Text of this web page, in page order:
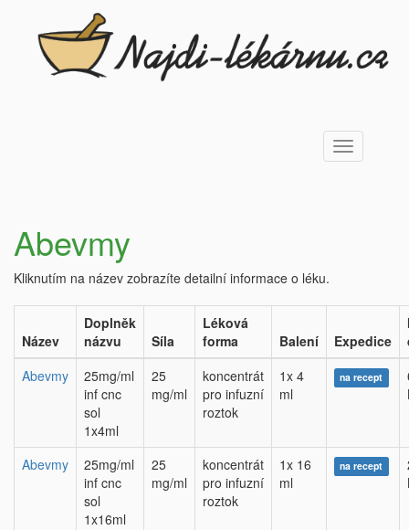
Toggle
navigation
Abevmy
Kliknutím na název zobrazíte detailní informace o léku.
Název
Doplněk
názvu
Síla
Léková
forma
Balení Expedice
Abevmy
25mg/ml
inf cnc
sol
1x4ml
25
mg/ml
koncentrát
pro infuzní
roztok
1x 4
ml
na recept
Abevmy
25mg/ml
inf cnc
sol
1x16ml
25
mg/ml
koncentrát
pro infuzní
roztok
1x 16
ml
na recept